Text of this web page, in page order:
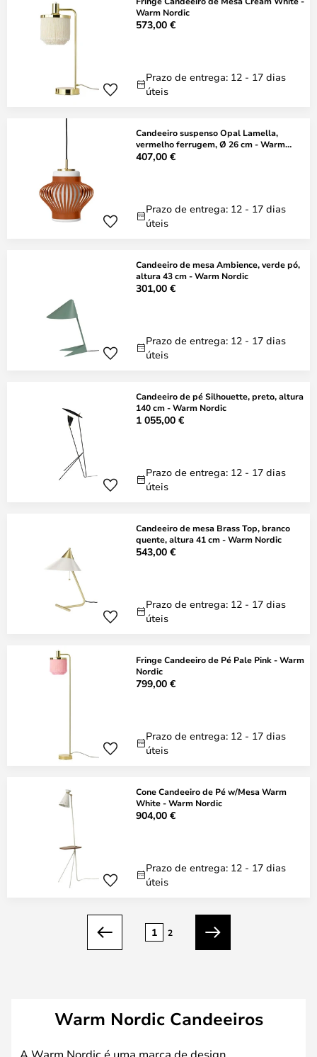
Warm Nordic
573,00 €
Prazo de entrega: 12 - 17 dias
úteis
Candeeiro suspenso Opal Lamella,
vermelho ferrugem, Ø 26 cm - Warm
Nordic
407,00 €
Prazo de entrega: 12 - 17 dias
úteis
Candeeiro de mesa Ambience, verde pó,
altura 43 cm - Warm Nordic
301,00 €
Prazo de entrega: 12 - 17 dias
úteis
Candeeiro de pé Silhouette, preto, altura
140 cm - Warm Nordic
1 055,00 €
Prazo de entrega: 12 - 17 dias
úteis
Candeeiro de mesa Brass Top, branco
quente, altura 41 cm - Warm Nordic
543,00 €
Prazo de entrega: 12 - 17 dias
úteis
Fringe Candeeiro de Pé Pale Pink - Warm
Nordic
799,00 €
Prazo de entrega: 12 - 17 dias
úteis
Cone Candeeiro de Pé w/Mesa Warm
White - Warm Nordic
904,00 €
Prazo de entrega: 12 - 17 dias
úteis
Anterior
1 2
Seguinte
Warm Nordic Candeeiros
A Warm Nordic é uma marca de design